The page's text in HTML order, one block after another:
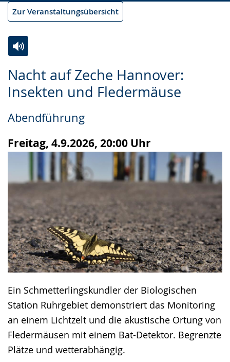
Zur Veranstaltungsübersicht
Nacht auf Zeche Hannover:
Insekten und Fledermäuse
Abendführung
Freitag, 4.9.2026, 20:00 Uhr
Ein Schmetterlingskundler der Biologischen
Station Ruhrgebiet demonstriert das Monitoring
an einem Lichtzelt und die akustische Ortung von
Fledermäusen mit einem Bat-Detektor. Begrenzte
Plätze und wetterabhängig.
Leichten
Sprache
Audio-
Unterstützung.
Video
in
Gebärdensprache
wird
angezeigt.